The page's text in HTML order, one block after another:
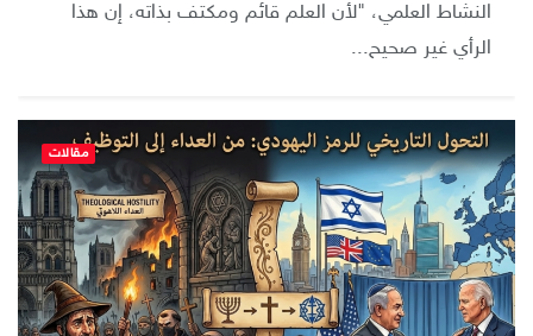
النشاط العلمي، "لأن العلم قائم ومكتف بذاته، إن هذا
الرأي غير صحيح...
مقالات